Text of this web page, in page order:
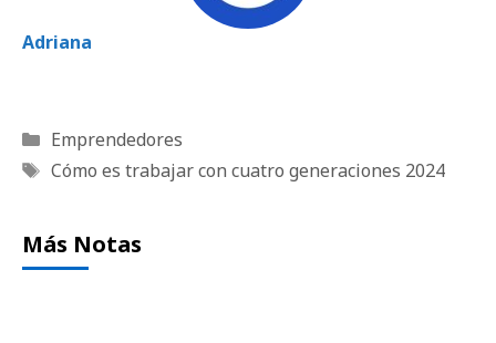
Adriana
Categorías
Emprendedores
Etiquetas
Cómo es trabajar con cuatro generaciones 2024
Más Notas